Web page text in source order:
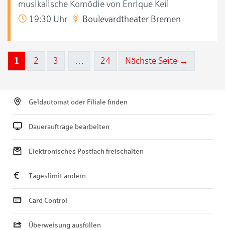
musikalische Komödie von Enrique Keil
19:30 Uhr
Boulevardtheater Bremen
1 2 3 … 24 Nächste Seite →
Geldautomat oder Filiale finden
Daueraufträge bearbeiten
Elektronisches Postfach freischalten
Tageslimit ändern
Card Control
Überweisung ausfüllen